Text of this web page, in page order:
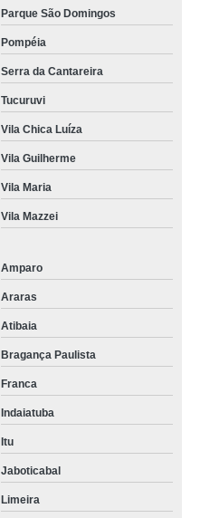
Parque São Domingos
Pompéia
Serra da Cantareira
Tucuruvi
Vila Chica Luíza
Vila Guilherme
Vila Maria
Vila Mazzei
Amparo
Araras
Atibaia
Bragança Paulista
Franca
Indaiatuba
Itu
Jaboticabal
Limeira